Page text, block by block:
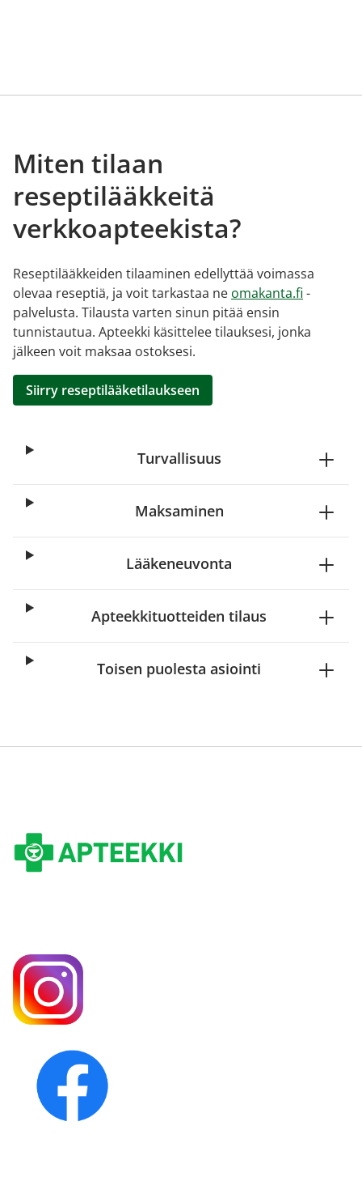
Miten tilaan
reseptilääkkeitä
verkkoapteekista?
Reseptilääkkeiden tilaaminen edellyttää voimassa
olevaa reseptiä, ja voit tarkastaa ne omakanta.fi -
palvelusta. Tilausta varten sinun pitää ensin
tunnistautua. Apteekki käsittelee tilauksesi, jonka
jälkeen voit maksaa ostoksesi.
Siirry reseptilääketilaukseen
Turvallisuus
Maksaminen
Lääkeneuvonta
Apteekkituotteiden tilaus
Toisen puolesta asiointi